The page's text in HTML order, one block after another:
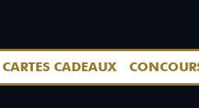
CARTES CADEAUX